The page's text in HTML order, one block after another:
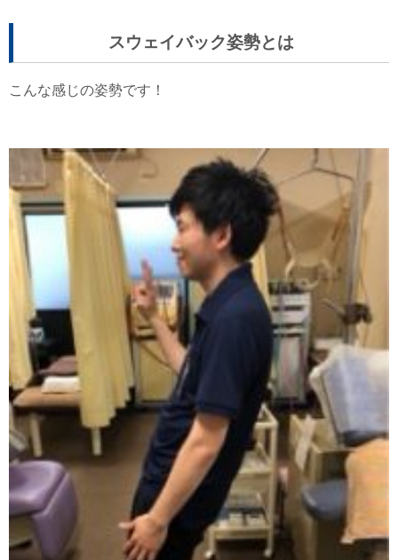
スウェイバック姿勢とは
こんな感じの姿勢です！